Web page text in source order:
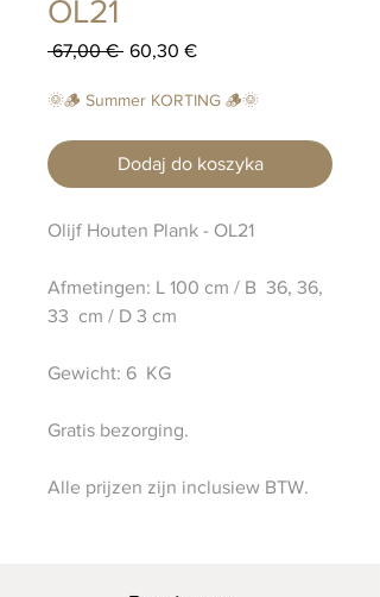
OL21
67,00 € Regularna
60,30 €Cena
🌞🪵 Summer KORTING 🪵🌞
Dodaj do koszyka
Olijf Houten Plank - OL21
Afmetingen: L 100 cm / B 36, 36,
33 cm / D 3 cm
Gewicht: 6 KG
Gratis bezorging.
Alle prijzen zijn inclusiew BTW.